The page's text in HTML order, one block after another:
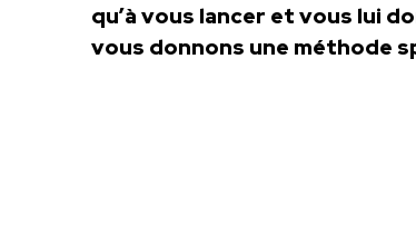
qu’à vous lancer et vous lui
vous donnons une méthode